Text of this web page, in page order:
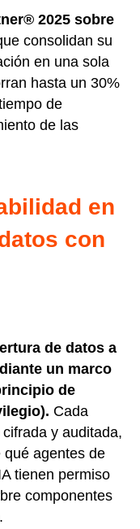
2025 sobre
consolidan su
en una sola
hasta un 30%
de
de las
en
con
de datos a
un marco
de
Cada
y auditada,
qué agentes de
tienen permiso
componentes